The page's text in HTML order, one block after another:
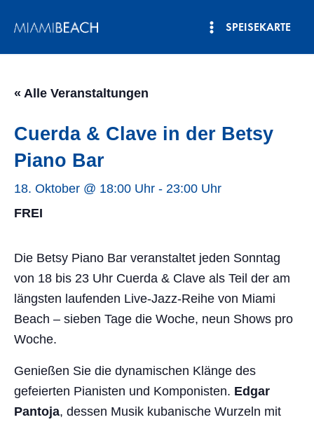
Inhalt
SPEISEKARTE
« Alle Veranstaltungen
Cuerda & Clave in der Betsy
Piano Bar
18. Oktober @ 18:00 Uhr - 23:00 Uhr
FREI
Die Betsy Piano Bar veranstaltet jeden Sonntag
von 18 bis 23 Uhr Cuerda & Clave als Teil der am
längsten laufenden Live-Jazz-Reihe von Miami
Beach – sieben Tage die Woche, neun Shows pro
Woche.
Genießen Sie die dynamischen Klänge des
gefeierten Pianisten und Komponisten. Edgar
Pantoja, dessen Musik kubanische Wurzeln mit